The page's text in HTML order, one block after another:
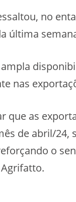
no
última
nas
que as
de abril/
o